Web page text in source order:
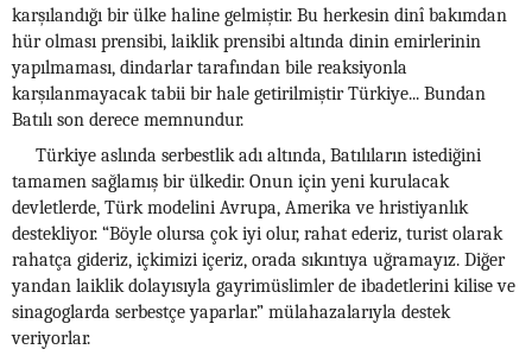
karşılandığı bir ülke haline gelmiştir. Bu herkesin dinî bakımdan
hür olması prensibi, laiklik prensibi altında dinin emirlerinin
yapılmaması, dindarlar tarafından bile reaksiyonla
karşılanmayacak tabii bir hale getirilmiştir Türkiye... Bundan
Batılı son derece memnundur.
Türkiye aslında serbestlik adı altında, Batılıların istediğini
tamamen sağlamış bir ülkedir. Onun için yeni kurulacak
devletlerde, Türk modelini Avrupa, Amerika ve hristiyanlık
destekliyor. “Böyle olursa çok iyi olur, rahat ederiz, turist olarak
rahatça gideriz, içkimizi içeriz, orada sıkıntıya uğramayız. Diğer
yandan laiklik dolayısıyla gayrimüslimler de ibadetlerini kilise ve
sinagoglarda serbestçe yaparlar.” mülahazalarıyla destek
veriyorlar.